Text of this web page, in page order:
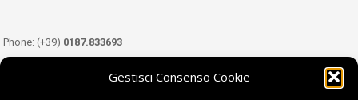
Gestisci Consenso Cookie
Phone: (+39) 0187.833693
349.3489333